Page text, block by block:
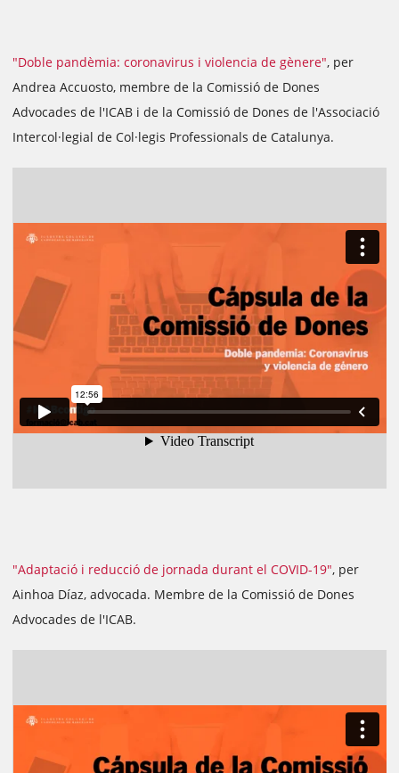
"Doble pandèmia: coronavirus i violencia de gènere", per
Andrea Accuosto, membre de la Comissió de Dones
Advocades de l'ICAB i de la Comissió de Dones de l'Associació
Intercol·legial de Col·legis Professionals de Catalunya.
"Adaptació i reducció de jornada durant el COVID-19", per
Ainhoa Díaz, advocada. Membre de la Comissió de Dones
Advocades de l'ICAB.